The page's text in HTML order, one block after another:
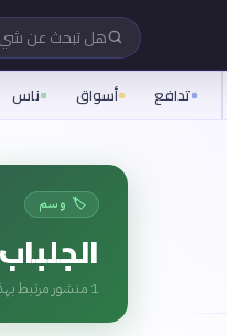
هل تبحث عن
تدافع أسواق ناس
🏷️ وسم
1 منشور مرتبط